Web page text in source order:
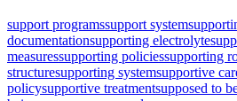
support programssupport system
documentationsupporting electrolyte
measuressupporting policiessupporting
structuresupporting systemsupportive
policysupportive treatmentsupposed to